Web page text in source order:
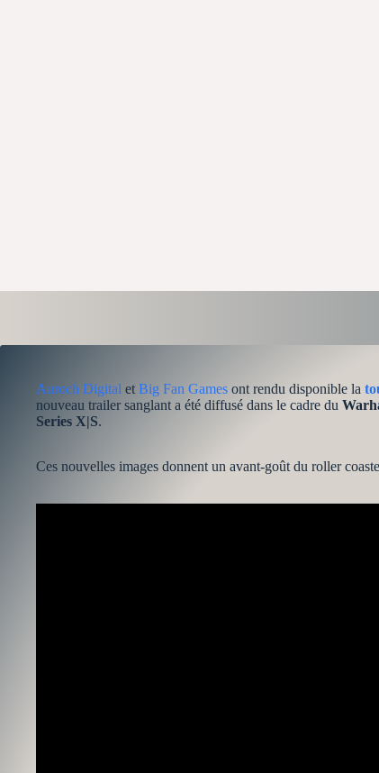
Auroch Digital et Big Fan Games ont rendu disponible la
nouveau trailer sanglant a été diffusé dans le cadre du
Series X|S.
Ces nouvelles images donnent un avant-goût du roller